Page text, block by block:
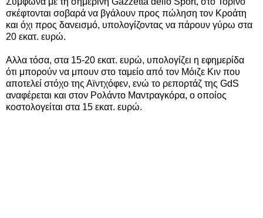
σκέφτονται σοβαρά να βγάλουν προς πώληση τον Κροάτη
και όχι προς δανεισμό, υπολογίζοντας να πάρουν γύρω στα
20 εκατ. ευρώ.
Αλλα τόσα, στα 15-20 εκατ. ευρώ, υπολογίζει η εφημερίδα
ότι μπορούν να μπουν στο ταμείο από τον Μόιζε Κιν που
αποτελεί στόχο της Αϊντχόφεν, ενώ το ρεπορτάζ της GdS
αναφέρεται και στον Ρολάντο Μαντραγκόρα, ο οποίος
κοστολογείται στα 15 εκατ. ευρώ.